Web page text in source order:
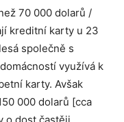
70 000 dolarů /
kreditní karty u 23
společně s
využívá k
karty. Avšak
000 dolarů [cca